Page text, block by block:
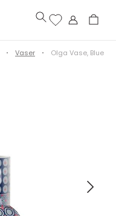
Vaser Olga Vase, Blue